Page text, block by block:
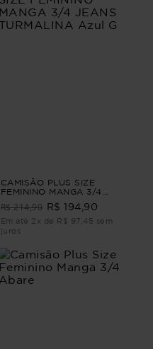
CAMISÃO PLUS SIZE
FEMININO MANGA 3/4
JEANS TURMALINA Azul
G
R$ 214,90 R$ 194,90
Em até 2x de R$ 97,45 sem
juros